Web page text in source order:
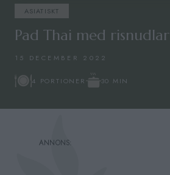
ASIATISKT
Pad Thai med risnudlar
15 DECEMBER 2022
4 PORTIONER 30 MIN